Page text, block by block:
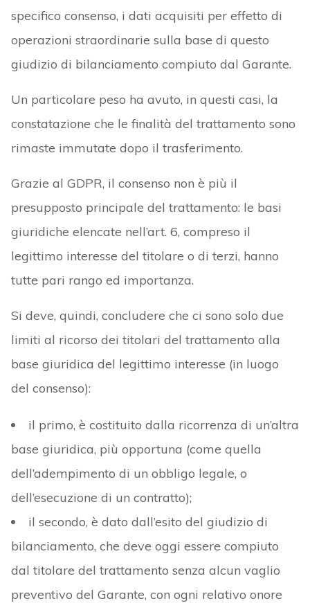
specifico consenso, i dati acquisiti per effetto di
operazioni straordinarie sulla base di questo
giudizio di bilanciamento compiuto dal Garante.
Un particolare peso ha avuto, in questi casi, la
constatazione che le finalità del trattamento sono
rimaste immutate dopo il trasferimento.
Grazie al GDPR, il consenso non è più il
presupposto principale del trattamento: le basi
giuridiche elencate nell’art. 6, compreso il
legittimo interesse del titolare o di terzi, hanno
tutte pari rango ed importanza.
Si deve, quindi, concludere che ci sono solo due
limiti al ricorso dei titolari del trattamento alla
base giuridica del legittimo interesse (in luogo
del consenso):
il primo, è costituito dalla ricorrenza di un’altra
base giuridica, più opportuna (come quella
dell’adempimento di un obbligo legale, o
dell’esecuzione di un contratto);
il secondo, è dato dall’esito del giudizio di
bilanciamento, che deve oggi essere compiuto
dal titolare del trattamento senza alcun vaglio
preventivo del Garante, con ogni relativo onore